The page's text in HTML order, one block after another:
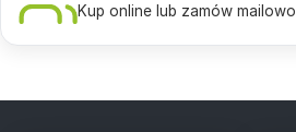
Kup online lub zamów mailowo